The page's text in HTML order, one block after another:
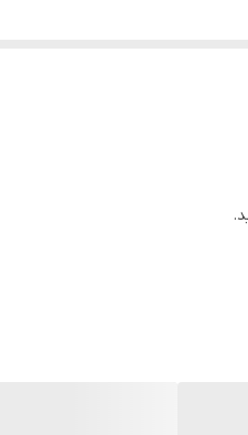
پرستاران و…)